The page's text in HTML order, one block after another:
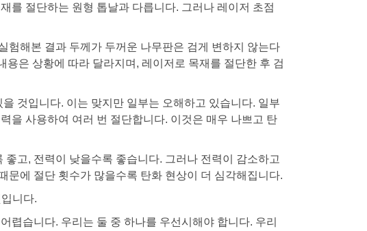
를 절단하는 원형 톱날과 다릅니다. 그러나 레이저 초점
험해본 결과 두께가 두꺼운 나무판은 검게 변하지 않는다
은 상황에 따라 달라지며, 레이저로 목재를 절단한 후 검
것입니다. 이는 맞지만 일부는 오해하고 있습니다. 일부
을 사용하여 여러 번 절단합니다. 이것은 매우 나쁘고 탄
고, 전력이 낮을수록 좋습니다. 그러나 전력이 감소하고
문에 절단 횟수가 많을수록 탄화 현상이 더 심각해집니다.
니다.
렵습니다. 우리는 둘 중 하나를 우선시해야 합니다. 우리